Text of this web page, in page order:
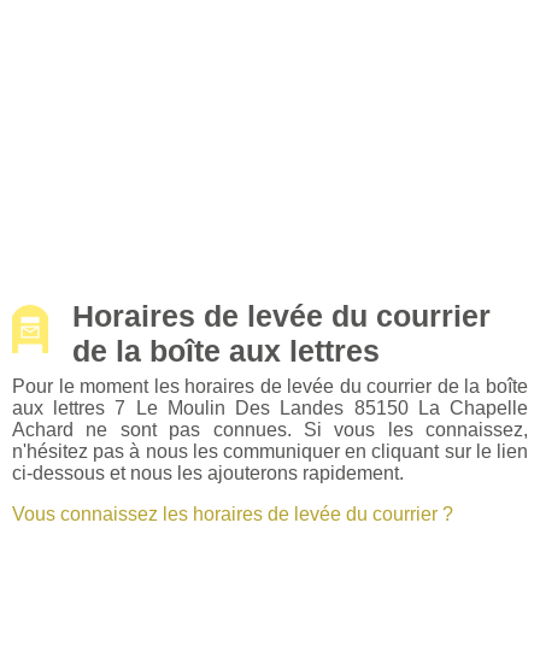
Horaires de levée du courrier
de la boîte aux lettres
Pour le moment les horaires de levée du courrier de la boîte
aux lettres 7 Le Moulin Des Landes 85150 La Chapelle
Achard ne sont pas connues. Si vous les connaissez,
n'hésitez pas à nous les communiquer en cliquant sur le lien
ci-dessous et nous les ajouterons rapidement.
Vous connaissez les horaires de levée du courrier ?